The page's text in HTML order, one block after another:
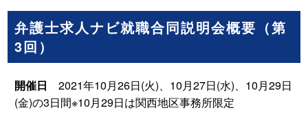
弁護士求人ナビ就職合同説明会概要（第
3回）
開催日 2021年10月26日(火)、10月27日(水)、10月29日
(金)の3日間※10月29日は関西地区事務所限定